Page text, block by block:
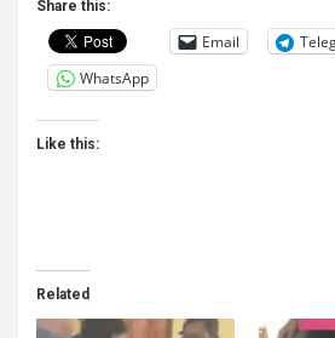
Share this:
Email
WhatsApp
Like this:
Related